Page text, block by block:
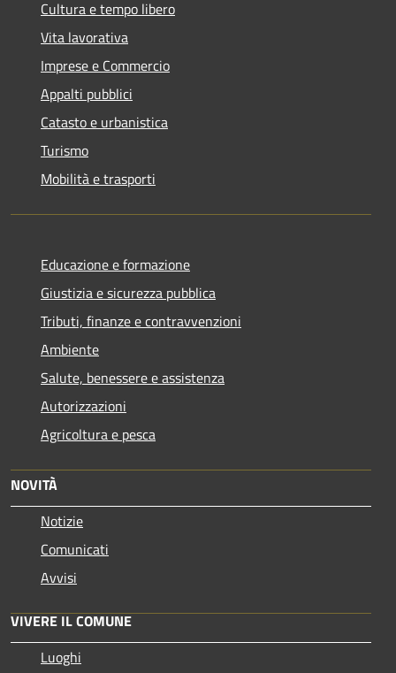
Cultura e tempo libero
Vita lavorativa
Imprese e Commercio
Appalti pubblici
Catasto e urbanistica
Turismo
Mobilità e trasporti
Educazione e formazione
Giustizia e sicurezza pubblica
Tributi, finanze e contravvenzioni
Ambiente
Salute, benessere e assistenza
Autorizzazioni
Agricoltura e pesca
NOVITÀ
Notizie
Comunicati
Avvisi
VIVERE IL COMUNE
Luoghi